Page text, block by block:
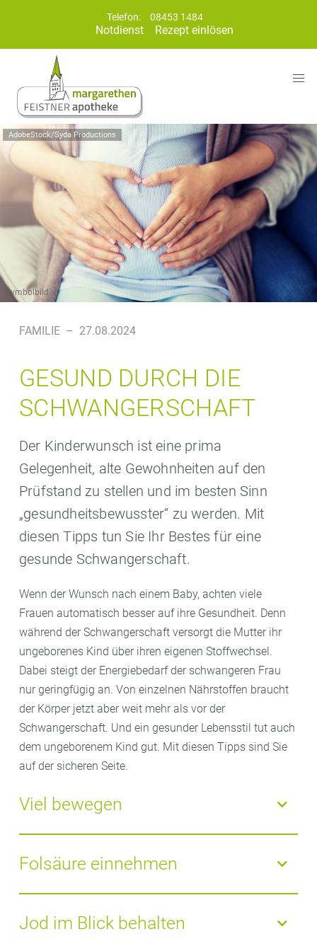
Telefon: 08453 1484
Notdienst Rezept einlösen
AdobeStock/Syda Productions
Symbolbild
FAMILIE – 27.08.2024
GESUND DURCH DIE
SCHWANGERSCHAFT
Der Kinderwunsch ist eine prima
Gelegenheit, alte Gewohnheiten auf den
Prüfstand zu stellen und im besten Sinn
„gesundheitsbewusster“ zu werden. Mit
diesen Tipps tun Sie Ihr Bestes für eine
gesunde Schwangerschaft.
Wenn der Wunsch nach einem Baby, achten viele
Frauen automatisch besser auf ihre Gesundheit. Denn
während der Schwangerschaft versorgt die Mutter ihr
ungeborenes Kind über ihren eigenen Stoffwechsel.
Dabei steigt der Energiebedarf der schwangeren Frau
nur geringfügig an. Von einzelnen Nährstoffen braucht
der Körper jetzt aber weit mehr als vor der
Schwangerschaft. Und ein gesunder Lebensstil tut auch
dem ungeborenem Kind gut. Mit diesen Tipps sind Sie
auf der sicheren Seite.
Viel bewegen
Auch wenn es nach einer Binsenweisheit klingt:
Bewegung ist das A und O, um den Körper in
Organe, Muskeln und Zellen mitSauerstoffgeflutet
und die Stoffwechselvorgänge auf Trab gebracht.
Folsäure einnehmen
Folsäureist ein Vitamin, von dem Sie schon
mindestens 4 Wochen vor einer geplanten
Jod im Blick behalten